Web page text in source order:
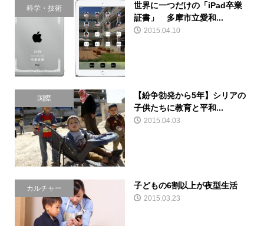
科学・技術
世界に一つだけの「iPad卒業
証書」 多摩市立愛和...
2015.04.10
国際
【紛争勃発から5年】シリアの
子供たちに教育と平和...
2015.04.03
カルチャー 子どもの6割以上が夜型生活
2015.03.23